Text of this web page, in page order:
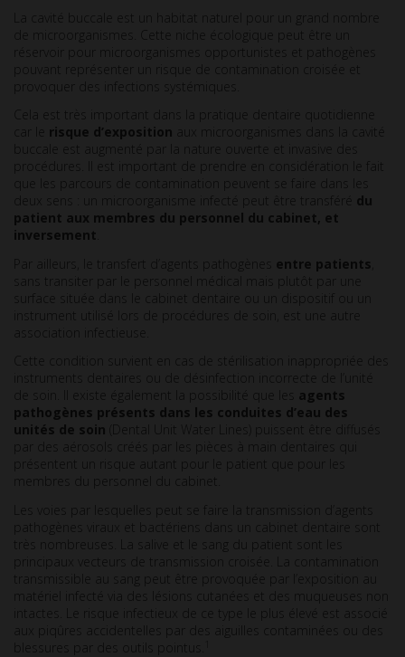
La cavité buccale est un habitat naturel pour un grand nombre
de microorganismes. Cette niche écologique peut être un
réservoir pour microorganismes opportunistes et pathogènes
pouvant représenter un risque de contamination croisée et
provoquer des infections systémiques.
Cela est très important dans la pratique dentaire quotidienne
risque d’exposition aux microorganismes dans la cavité
buccale est augmenté par la nature ouverte et invasive des
procédures. Il est important de prendre en considération le fait
que les parcours de contamination peuvent se faire dans les
deux sens : un microorganisme infecté peut être transféré du
patient aux membres du personnel du cabinet, et
inversement
Par ailleurs, le transfert d’agents pathogènes entre patients
sans transiter par le personnel médical mais plutôt par une
surface située dans le cabinet dentaire ou un dispositif ou un
instrument utilisé lors de procédures de soin, est une autre
association infectieuse.
Cette condition survient en cas de stérilisation inappropriée des
instruments dentaires ou de désinfection incorrecte de l’unité
de soin. Il existe également la possibilité que les agents
pathogènes présents dans les conduites d’eau des
unités de soin (Dental Unit Water Lines) puissent être diffusés
par des aérosols créés par les pièces à main dentaires qui
présentent un risque autant pour le patient que pour les
membres du personnel du cabinet.
Les voies par lesquelles peut se faire la transmission d’agents
pathogènes viraux et bactériens dans un cabinet dentaire sont
très nombreuses. La salive et le sang du patient sont les
principaux vecteurs de transmission croisée. La contamination
transmissible au sang peut être provoquée par l’exposition au
matériel infecté via des lésions cutanées et des muqueuses non
intactes. Le risque infectieux de ce type le plus élevé est associé
aux piqûres accidentelles par des aiguilles contaminées ou des
blessures par des outils pointus.